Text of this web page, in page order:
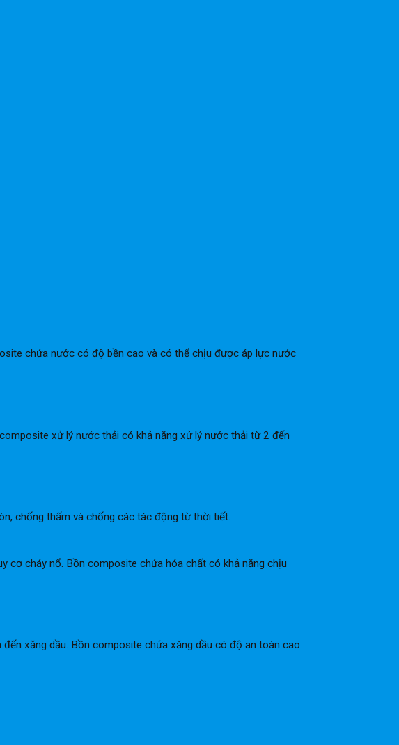
chứa nước có độ bền cao và có thể chịu được áp lực nước
xử lý nước thải có khả năng xử lý nước thải từ 2 đến
chống thấm và chống các tác động từ thời tiết.
cơ cháy nổ. Bồn composite chứa hóa chất có khả năng chịu
xăng dầu. Bồn composite chứa xăng dầu có độ an toàn cao